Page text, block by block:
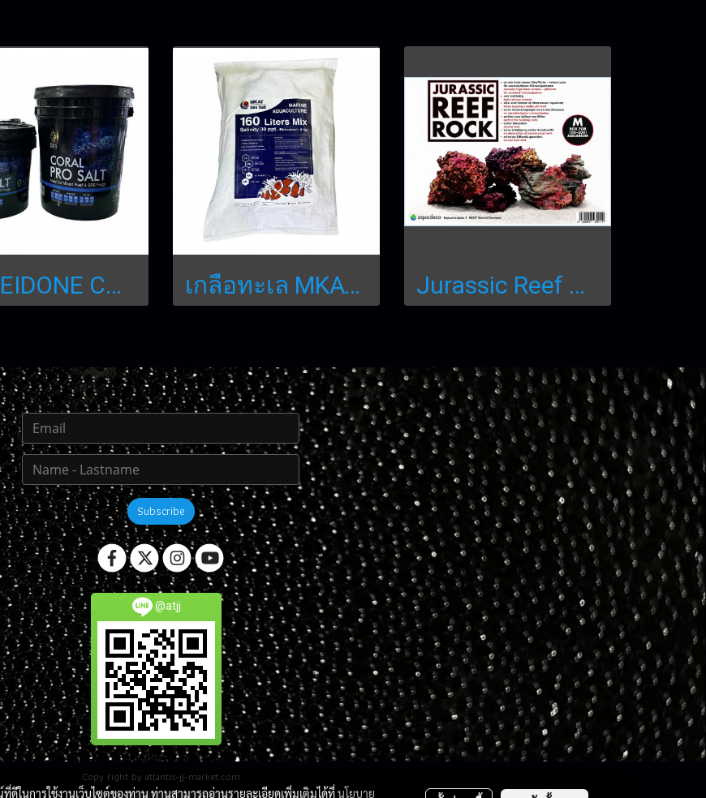
POSEIDONE CORAL PRO SALT เกลือทะเล MKAT Sea Salt 6kg. Jurassic Reef Rock, Box M
Subscribe
@atjj
Copy right by atlantis-jj-market.com
ในการใช้งานเว็บไซต์ของท่าน ท่านสามารถอ่านรายละเอียดเพิ่มเติมได้ที่นโยบาย